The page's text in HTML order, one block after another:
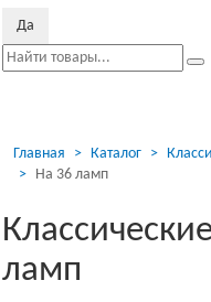
Да
Главная Каталог
На 36 ламп
ламп